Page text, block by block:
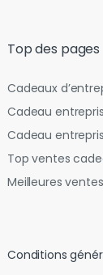
Top des pages
Cadeaux
Cadeau
Cadeau
Top ventes
Meilleures ventes
Conditions